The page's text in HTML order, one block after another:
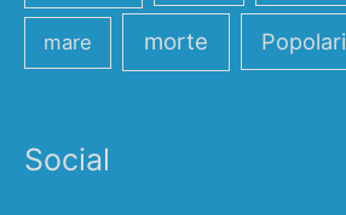
mare morte Popolari
Social